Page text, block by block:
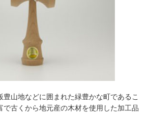
山地などに囲まれた緑豊かな町であるこ
で古くから地元産の木材を使用した加工品